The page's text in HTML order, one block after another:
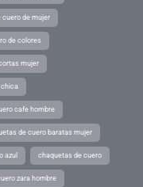
cuero de mujer
de colores
mujer
chica
cafe hombre
de cuero baratas mujer
azul chaquetas de cuero
zara hombre